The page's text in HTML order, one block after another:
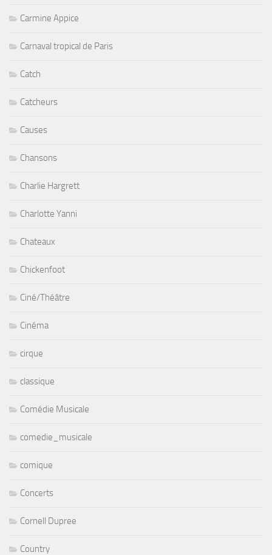
Carmine Appice
Carnaval tropical de Paris
Catch
Catcheurs
Causes
Chansons
Charlie Hargrett
Charlotte Yanni
Chateaux
Chickenfoot
Ciné/Théâtre
Cinéma
cirque
classique
Comédie Musicale
comedie_musicale
comique
Concerts
Cornell Dupree
Country